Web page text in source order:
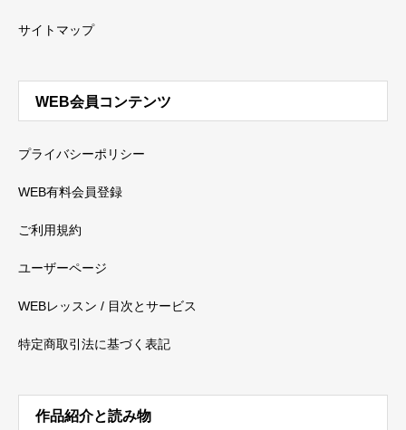
サイトマップ
WEB会員コンテンツ
プライバシーポリシー
WEB有料会員登録
ご利用規約
ユーザーページ
WEBレッスン / 目次とサービス
特定商取引法に基づく表記
作品紹介と読み物